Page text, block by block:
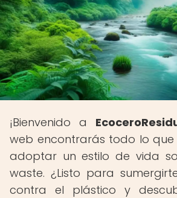
¡Bienvenido a
web encontrarás todo lo que
adoptar un estilo de vida
waste. ¿Listo para
contra el plástico y